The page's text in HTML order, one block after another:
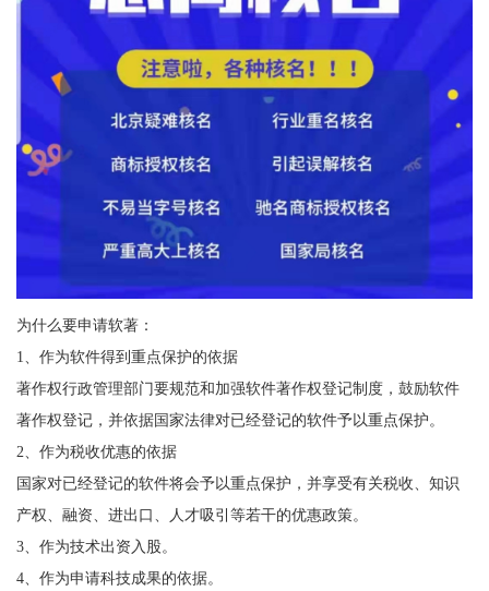
为什么要申请软著：
1、作为软件得到重点保护的依据
著作权行政管理部门要规范和加强软件著作权登记制度，鼓励软件
著作权登记，并依据国家法律对已经登记的软件予以重点保护。
2、作为税收优惠的依据
国家对已经登记的软件将会予以重点保护，并享受有关税收、知识
产权、融资、进出口、人才吸引等若干的优惠政策。
3、作为技术出资入股。
4、作为申请科技成果的依据。